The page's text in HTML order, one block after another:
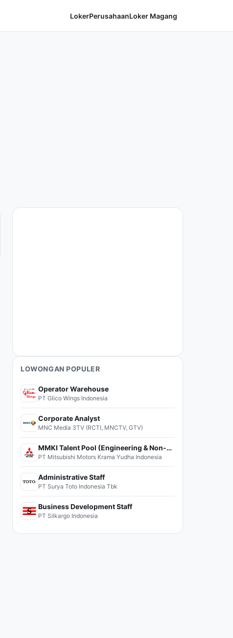
LokerPerusahaanLoker Magang
LOWONGAN POPULER
Operator Warehouse
PT Glico Wings Indonesia
Corporate Analyst
MNC Media 3TV (RCTI, MNCTV, GTV)
MMKI Talent Pool (Engineering & Non-Engineering)
PT Mitsubishi Motors Krama Yudha Indonesia
Administrative Staff
PT Surya Toto Indonesia Tbk
Business Development Staff
PT Silkargo Indonesia